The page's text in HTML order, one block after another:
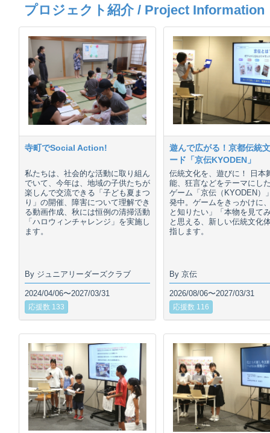
プロジェクト紹介 / Project Information
寺町でSocial Action!
私たちは、社会的な活動に取り組ん
でいて、今年は、地域の子供たちが
楽しんで交流できる「子ども夏まつ
り」の開催、障害について理解でき
る動画作成、秋には恒例の清掃活動
「ハロウィンチャレンジ」を実施し
ます。
By ジュニアリーダーズクラブ
2024/04/06〜2027/03/31
応援数 133
遊んで広がる！京都伝統
ード「京伝KYODEN」
伝統文化を、遊びに！ 日本
能、狂言などをテーマにし
ゲーム「京伝（KYODEN）
発中。ゲームをきっかけに
と知りたい」「本物を見て
と思える、新しい伝統文化
指します。
By 京伝
2026/08/06〜2027/03/31
応援数 116